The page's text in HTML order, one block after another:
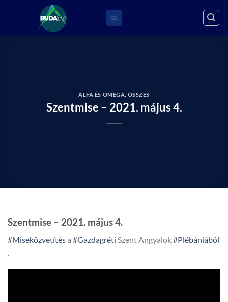
ALFA ÉS OMEGA ÖSSZES
Szentmise – 2021. május 4.
Szentmise – 2021. május 4.
#Miseközvetítésa #Gazdagréti Szent Angyalok#Plébániából